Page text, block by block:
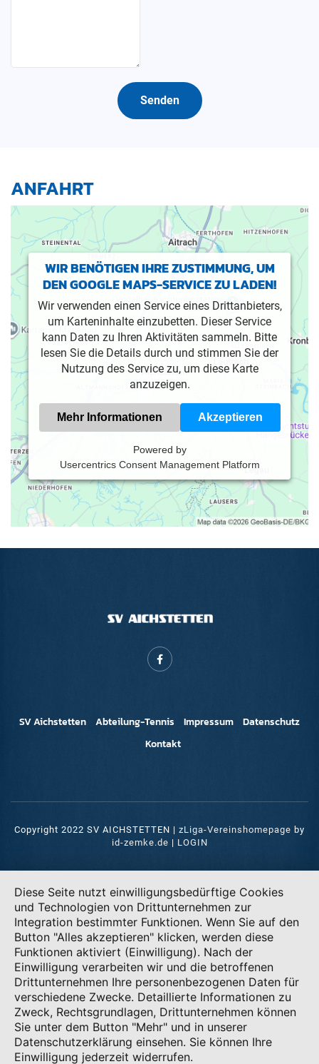
Senden
ANFAHRT
WIR BENÖTIGEN IHRE ZUSTIMMUNG, UM
DEN GOOGLE MAPS-SERVICE ZU LADEN!
Wir verwenden einen Service eines Drittanbieters,
um Karteninhalte einzubetten. Dieser Service
kann Daten zu Ihren Aktivitäten sammeln. Bitte
lesen Sie die Details durch und stimmen Sie der
Nutzung des Service zu, um diese Karte
anzuzeigen.
Mehr Informationen Akzeptieren
Powered by
Usercentrics Consent Management Platform
SV Aichstetten Abteilung-Tennis Impressum
Datenschutz
Kontakt
Copyright 2022 SV AICHSTETTEN | zLiga-Vereinshomepage by
id-zemke.de | LOGIN
Diese Seite nutzt einwilligungsbedürftige Cookies
und Technologien von Drittunternehmen zur
Integration bestimmter Funktionen. Wenn Sie auf den
Button "Alles akzeptieren" klicken, werden diese
Funktionen aktiviert (Einwilligung). Nach der
Einwilligung verarbeiten wir und die betroffenen
Drittunternehmen Ihre personenbezogenen Daten für
verschiedene Zwecke. Detaillierte Informationen zu
Zweck, Rechtsgrundlagen, Drittunternehmen können
Sie unter dem Button "Mehr" und in unserer
Datenschutzerklärung einsehen. Sie können Ihre
Einwilligung jederzeit widerrufen.